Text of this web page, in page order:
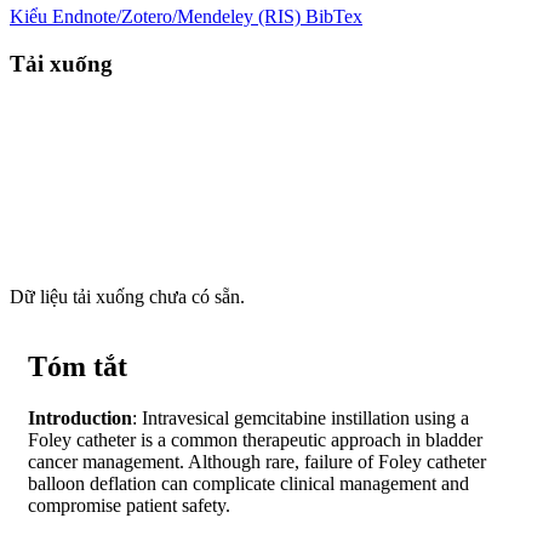
Kiểu Endnote/Zotero/Mendeley (RIS) BibTex
Tải xuống
Dữ liệu tải xuống chưa có sẵn.
Tóm tắt
Introduction: Intravesical gemcitabine instillation using a
Foley catheter is a common therapeutic approach in bladder
cancer management. Although rare, failure of Foley catheter
balloon deflation can complicate clinical management and
compromise patient safety.